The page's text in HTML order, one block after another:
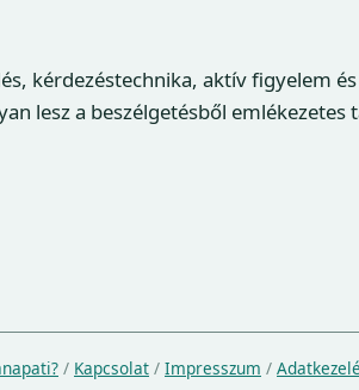
kérdezéstechnika, aktív figyelem
lesz a beszélgetésből emlékezetes
/ Kapcsolat / Impresszum /